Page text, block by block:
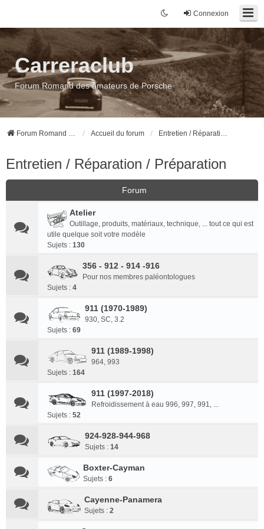
Connexion
Carreraclub
Forum Romand des amateurs de Porsche
Forum Romand des amateurs de Porsche Accueil du forum Entretien / Réparation / Préparation
Entretien / Réparation / Préparation
Forum
Atelier
Outillage, produits, matériaux, technique, ... tout ce qui est
utile quelque soit votre modèle
Sujets : 130
356 - 912 - 914 -916
Pour nos membres paléontologues
Sujets : 4
911 (1970-1989)
930, SC, 3.2
Sujets : 69
911 (1989-1998)
964, 993
Sujets : 164
911 (1997-2018)
Refroidissement à eau 996, 997, 991, ...
Sujets : 52
924-928-944-968
Sujets : 14
Boxter-Cayman
Sujets : 6
Cayenne-Panamera
Sujets : 2